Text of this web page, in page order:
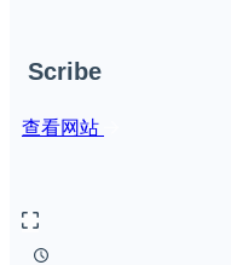
Scribe
查看网站